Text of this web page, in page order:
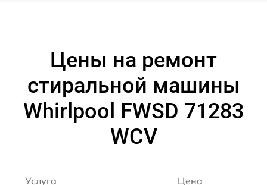
Цены на ремонт
стиральной машины
Whirlpool FWSD 71283
WCV
Услуга Цена